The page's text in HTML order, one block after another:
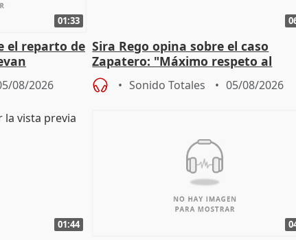
01:33
el reparto de
central
08/2026
Sira Rego opina sobre el caso
Zapatero: "Máximo respeto al
proceso judicial"
Sonido Totales 05/08/2026
01:44